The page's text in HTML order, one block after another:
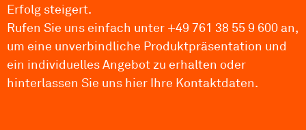
Erfolg steigert.
Rufen Sie uns einfach unter +49 761 38 55 9 600 an,
um eine unverbindliche Produkt­präsentation und
ein indivi­duelles Angebot zu erhalten oder
hinterlassen Sie uns hier Ihre Kontakt­daten.